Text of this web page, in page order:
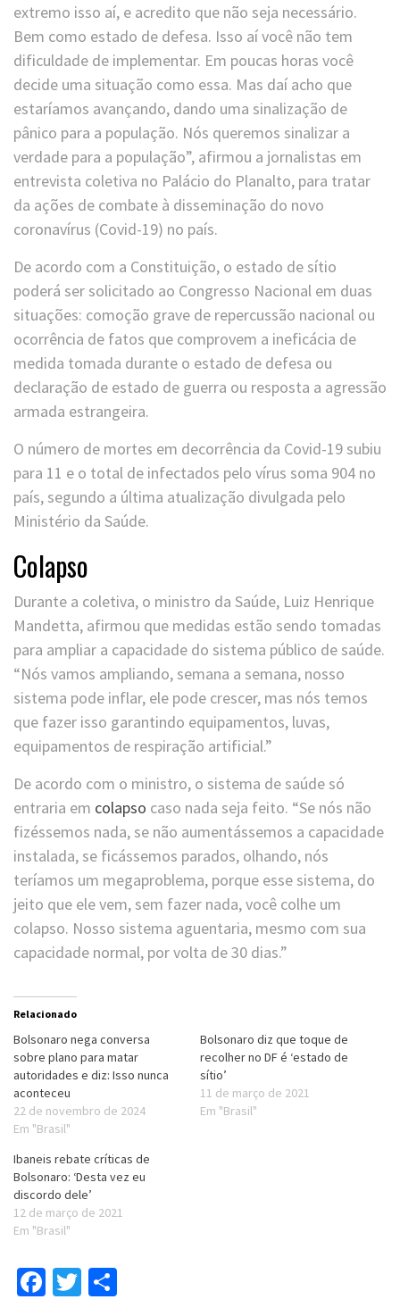
extremo isso aí, e acredito que não seja necessário.
Bem como estado de defesa. Isso aí você não tem
dificuldade de implementar. Em poucas horas você
decide uma situação como essa. Mas daí acho que
estaríamos avançando, dando uma sinalização de
pânico para a população. Nós queremos sinalizar a
verdade para a população”, afirmou a jornalistas em
entrevista coletiva no Palácio do Planalto, para tratar
da ações de combate à disseminação do novo
coronavírus (Covid-19) no país.
De acordo com a Constituição, o estado de sítio
poderá ser solicitado ao Congresso Nacional em duas
situações: comoção grave de repercussão nacional ou
ocorrência de fatos que comprovem a ineficácia de
medida tomada durante o estado de defesa ou
declaração de estado de guerra ou resposta a agressão
armada estrangeira.
O número de mortes em decorrência da Covid-19 subiu
para 11 e o total de infectados pelo vírus soma 904 no
país, segundo a última atualização divulgada pelo
Ministério da Saúde.
Colapso
Durante a coletiva, o ministro da Saúde, Luiz Henrique
Mandetta, afirmou que medidas estão sendo tomadas
para ampliar a capacidade do sistema público de saúde.
“Nós vamos ampliando, semana a semana, nosso
sistema pode inflar, ele pode crescer, mas nós temos
que fazer isso garantindo equipamentos, luvas,
equipamentos de respiração artificial.”
De acordo com o ministro, o sistema de saúde só
entraria em colapso caso nada seja feito. “Se nós não
fizéssemos nada, se não aumentássemos a capacidade
instalada, se ficássemos parados, olhando, nós
teríamos um megaproblema, porque esse sistema, do
jeito que ele vem, sem fazer nada, você colhe um
colapso. Nosso sistema aguentaria, mesmo com sua
capacidade normal, por volta de 30 dias.”
Relacionado
Bolsonaro nega conversa
sobre plano para matar
autoridades e diz: Isso nunca
aconteceu
22 de novembro de 2024
Em "Brasil"
Bolsonaro diz que toque de
recolher no DF é ‘estado de
sítio’
11 de março de 2021
Em "Brasil"
Ibaneis rebate críticas de
Bolsonaro: ‘Desta vez eu
discordo dele’
12 de março de 2021
Em "Brasil"
Facebook
Twitter